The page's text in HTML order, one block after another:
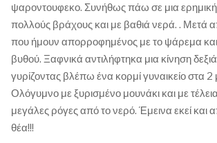
ψαροντουφεκο. Συνήθως πάω σε μια
πολλούς βράχους και με βαθιά νερά. . Μετά
που ήμουν απορροφημένος με το ψάρεμα και
βυθού. Ξαφνικά αντιλήφτηκα μια κίνηση
γυρίζοντας βλέπω ένα κορμί γυναικείο στα
Ολόγυμνο με ξυρισμένο μουνάκι και με
μεγάλες ρόγες από το νερό. Έμεινα εκεί και
θέα!!!